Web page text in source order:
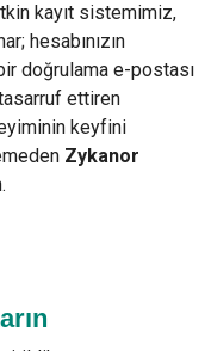
kayıt sistemimiz,
hesabınızın
doğrulama e-postası
ettiren
keyfini
Zykanor